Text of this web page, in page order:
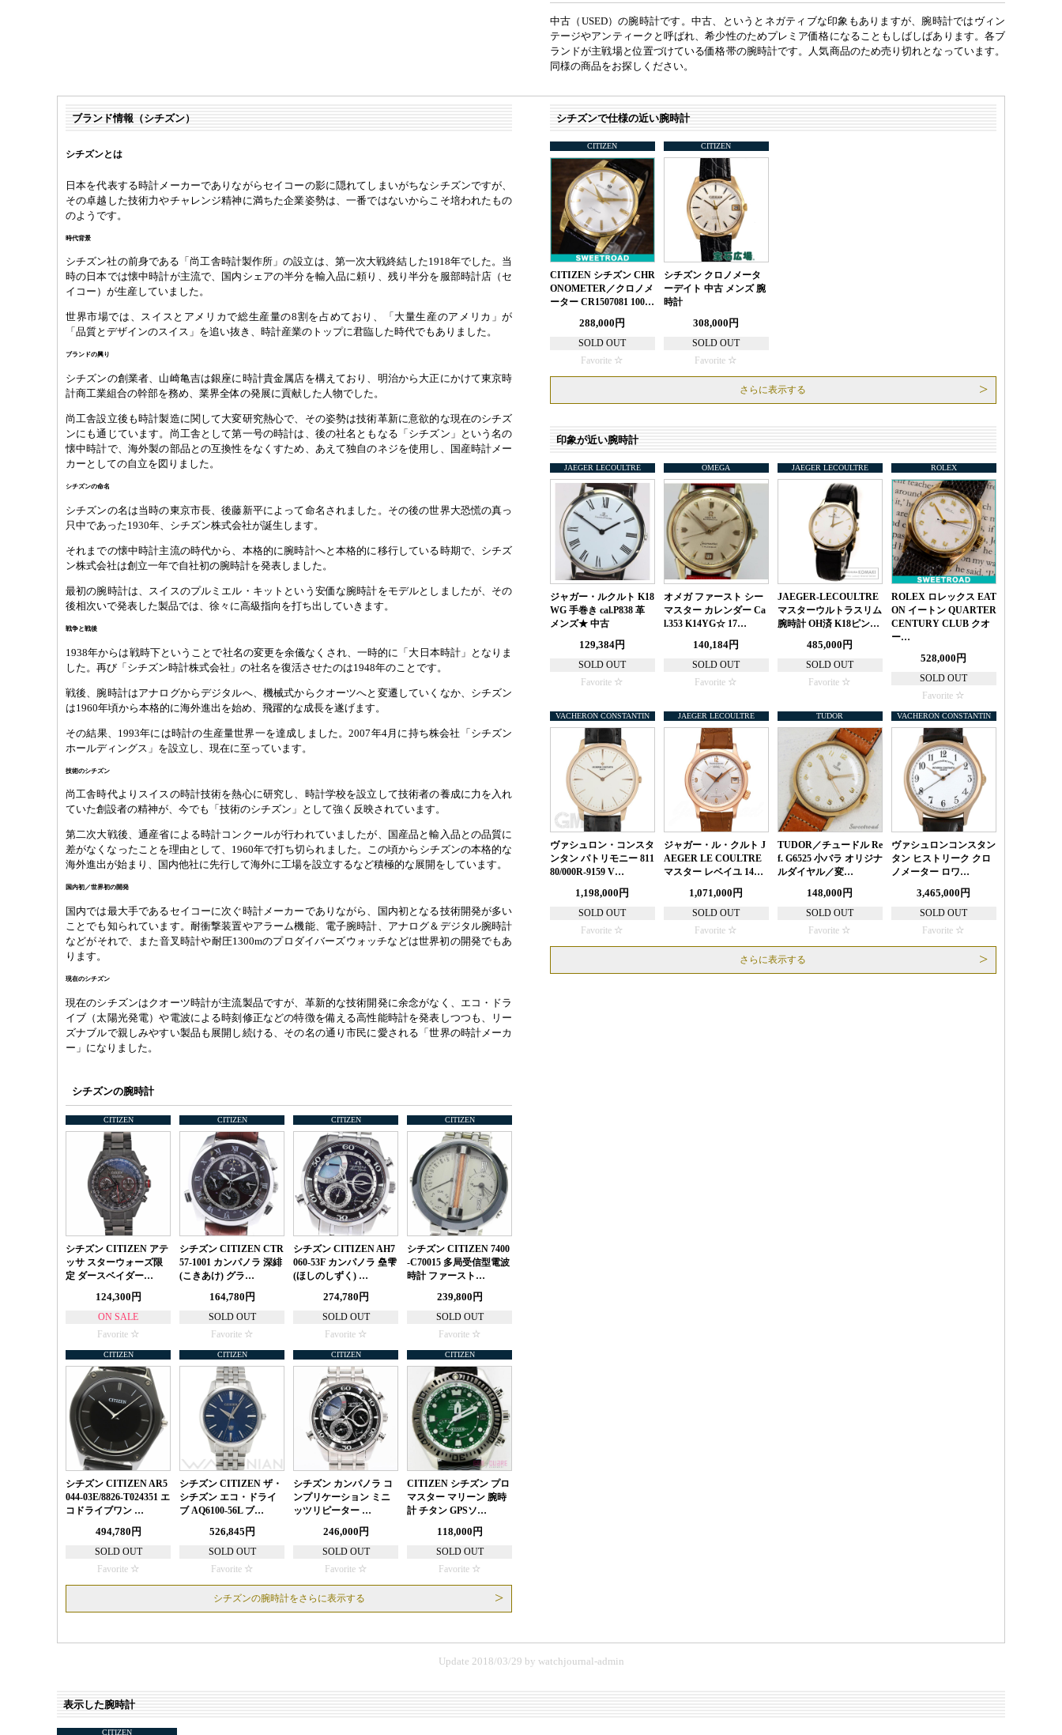
中古（USED）の腕時計です。中古、というとネガティブな印象もありますが、腕時計ではヴィン
テージやアンティークと呼ばれ、希少性のためプレミア価格になることもしばしばあります。各ブ
ランドが主戦場と位置づけている価格帯の腕時計です。人気商品のため売り切れとなっています。
同様の商品をお探しください。
ブランド情報（シチズン）
シチズンとは
日本を代表する時計メーカーでありながらセイコーの影に隠れてしまいがちなシチズンですが、
その卓越した技術力やチャレンジ精神に満ちた企業姿勢は、一番ではないからこそ培われたもの
のようです。
時代背景
シチズン社の前身である「尚工舎時計製作所」の設立は、第一次大戦終結した1918年でした。当
時の日本では懐中時計が主流で、国内シェアの半分を輸入品に頼り、残り半分を服部時計店（セ
イコー）が生産していました。
世界市場では、スイスとアメリカで総生産量の8割を占めており、「大量生産のアメリカ」が
「品質とデザインのスイス」を追い抜き、時計産業のトップに君臨した時代でもありました。
ブランドの興り
シチズンの創業者、山崎亀吉は銀座に時計貴金属店を構えており、明治から大正にかけて東京時
計商工業組合の幹部を務め、業界全体の発展に貢献した人物でした。
尚工舎設立後も時計製造に関して大変研究熱心で、その姿勢は技術革新に意欲的な現在のシチズ
ンにも通じています。尚工舎として第一号の時計は、後の社名ともなる「シチズン」という名の
懐中時計で、海外製の部品との互換性をなくすため、あえて独自のネジを使用し、国産時計メー
カーとしての自立を図りました。
シチズンの命名
シチズンの名は当時の東京市長、後藤新平によって命名されました。その後の世界大恐慌の真っ
只中であった1930年、シチズン株式会社が誕生します。
それまでの懐中時計主流の時代から、本格的に腕時計へと本格的に移行している時期で、シチズ
ン株式会社は創立一年で自社初の腕時計を発表しました。
最初の腕時計は、スイスのプルミエル・キットという安価な腕時計をモデルとしましたが、その
後相次いで発表した製品では、徐々に高級指向を打ち出していきます。
戦争と戦後
1938年からは戦時下ということで社名の変更を余儀なくされ、一時的に「大日本時計」となりま
した。再び「シチズン時計株式会社」の社名を復活させたのは1948年のことです。
戦後、腕時計はアナログからデジタルへ、機械式からクオーツへと変遷していくなか、シチズン
は1960年頃から本格的に海外進出を始め、飛躍的な成長を遂げます。
その結果、1993年には時計の生産量世界一を達成しました。2007年4月に持ち株会社「シチズン
ホールディングス」を設立し、現在に至っています。
技術のシチズン
尚工舎時代よりスイスの時計技術を熱心に研究し、時計学校を設立して技術者の養成に力を入れ
ていた創設者の精神が、今でも「技術のシチズン」として強く反映されています。
第二次大戦後、通産省による時計コンクールが行われていましたが、国産品と輸入品との品質に
差がなくなったことを理由として、1960年で打ち切られました。この頃からシチズンの本格的な
海外進出が始まり、国内他社に先行して海外に工場を設立するなど積極的な展開をしています。
国内初／世界初の開発
国内では最大手であるセイコーに次ぐ時計メーカーでありながら、国内初となる技術開発が多い
ことでも知られています。耐衝撃装置やアラーム機能、電子腕時計、アナログ＆デジタル腕時計
などがそれで、また音叉時計や耐圧1300mのプロダイバーズウォッチなどは世界初の開発でもあ
ります。
現在のシチズン
現在のシチズンはクオーツ時計が主流製品ですが、革新的な技術開発に余念がなく、エコ・ドラ
イブ（太陽光発電）や電波による時刻修正などの特徴を備える高性能時計を発表しつつも、リー
ズナブルで親しみやすい製品も展開し続ける、その名の通り市民に愛される「世界の時計メーカ
ー」になりました。
シチズンの腕時計
CITIZEN
シチズン CITIZEN アテ
ッサ スターウォーズ限
定 ダースベイダー…
124,300円
ON SALE
Favorite
CITIZEN
シチズン CITIZEN CTR
57-1001 カンパノラ 深緋
(こきあけ) グラ…
164,780円
SOLD OUT
Favorite
CITIZEN
シチズン CITIZEN AH7
060-53F カンパノラ 皨雫
(ほしのしずく) …
274,780円
SOLD OUT
Favorite
CITIZEN
シチズン CITIZEN 7400
-C70015 多局受信型電波
時計 ファースト…
239,800円
SOLD OUT
Favorite
CITIZEN
シチズン CITIZEN AR5
044-03E/8826-T024351 エ
コドライブワン …
494,780円
SOLD OUT
Favorite
CITIZEN
シチズン CITIZEN ザ・
シチズン エコ・ドライ
ブ AQ6100-56L ブ…
526,845円
SOLD OUT
Favorite
CITIZEN
シチズン カンパノラ コ
ンプリケーション ミニ
ッツリピーター …
246,000円
SOLD OUT
Favorite
CITIZEN
CITIZEN シチズン プロ
マスター マリーン 腕時
計 チタン GPSソ…
118,000円
SOLD OUT
Favorite
シチズンの腕時計をさらに表示する
シチズンで仕様の近い腕時計
CITIZEN
CITIZEN シチズン CHR
ONOMETER／クロノメ
ーター CR1507081 100…
288,000円
SOLD OUT
Favorite
CITIZEN
シチズン クロノメータ
ーデイト 中古 メンズ 腕
時計
308,000円
SOLD OUT
Favorite
さらに表示する
印象が近い腕時計
JAEGER LECOULTRE
ジャガー・ルクルト K18
WG 手巻き cal.P838 革
メンズ★ 中古
129,384円
SOLD OUT
Favorite
OMEGA
オメガ ファースト シー
マスター カレンダー Ca
l.353 K14YG☆ 17…
140,184円
SOLD OUT
Favorite
JAEGER LECOULTRE
JAEGER-LECOULTRE
マスターウルトラスリム
腕時計 OH済 K18ピン…
485,000円
SOLD OUT
Favorite
ROLEX
ROLEX ロレックス EAT
ON イートン QUARTER
CENTURY CLUB クオ
ー…
528,000円
SOLD OUT
Favorite
VACHERON CONSTANTIN
ヴァシュロン・コンスタ
ンタン パトリモニー 811
80/000R-9159 V…
1,198,000円
SOLD OUT
Favorite
JAEGER LECOULTRE
ジャガー・ル・クルト J
AEGER LE COULTRE
マスター レベイユ 14…
1,071,000円
SOLD OUT
Favorite
TUDOR
TUDOR／チュードル Re
f. G6525 小バラ オリジナ
ルダイヤル／変…
148,000円
SOLD OUT
Favorite
VACHERON CONSTANTIN
ヴァシュロンコンスタン
タン ヒストリーク クロ
ノメーター ロワ…
3,465,000円
SOLD OUT
Favorite
さらに表示する
Update 2018/03/29 by watchjournal-admin
表示した腕時計
CITIZEN